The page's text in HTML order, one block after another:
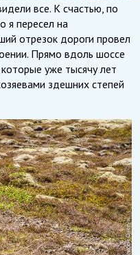
все. К счастью, по
я пересел на
отрезок дороги провел
Прямо вдоль шоссе
уже тысячу лет
здешних степей